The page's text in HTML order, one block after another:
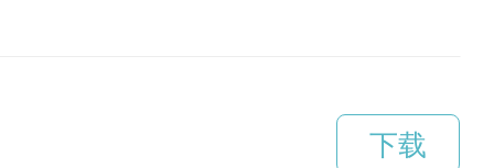
下载